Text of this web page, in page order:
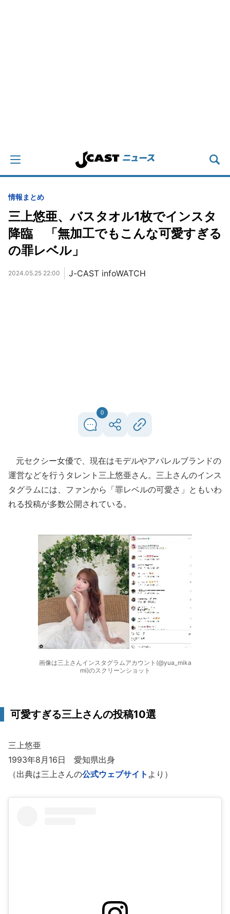
情報まとめ
三上悠亜、バスタオル1枚でインスタ
降臨 「無加工でもこんな可愛すぎる
の罪レベル」
2024.05.25 22:00 J-CAST infoWATCH
0
元セクシー女優で、現在はモデルやアパレルブランドの
運営などを行うタレント三上悠亜さん。三上さんのインス
タグラムには、ファンから「罪レベルの可愛さ」ともいわ
れる投稿が多数公開されている。
画像は三上さんインスタグラムアカウント(@yua_mika
mi)のスクリーンショット
可愛すぎる三上さんの投稿10選
三上悠亜
1993年8月16日 愛知県出身
（出典は三上さんの公式ウェブサイト より）